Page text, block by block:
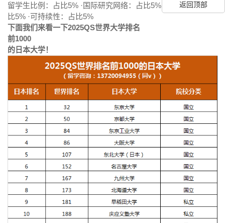
留学生比例：占比5% ·国际研究网络：占比5% ·就业成果：占
比5% ·可持续性：占比5%
下面我们来看一下2025QS世界大学排名
前1000
的日本大学！
返回顶部